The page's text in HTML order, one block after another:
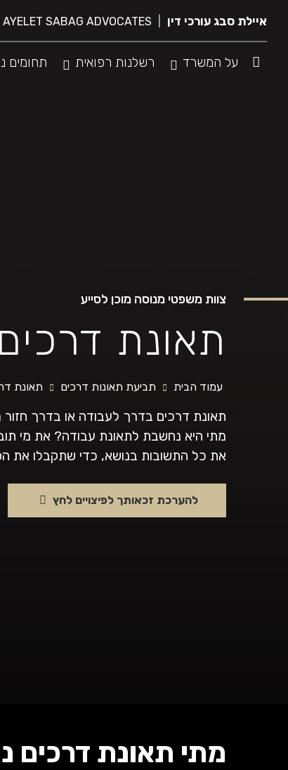
לתוכןאיילת סבג עורכי דין AYELET SABAG ADVOCATES
על המשרד רשלנות רפואית תחומים
תאונת
עמוד הבית תביעת תאונות דרכים תאונת
צוות משפטי מנוסה מוכן לסייע
תאונת דרכים בדרך לעבודה או בדרך חזור
מתי היא נחשבת לתאונת עבודה? את מי
את כל התשובות בנושא, כדי שתקבלו את
להערכת זכאותך לפיצויים לחץ
מתי תאונת דרכים